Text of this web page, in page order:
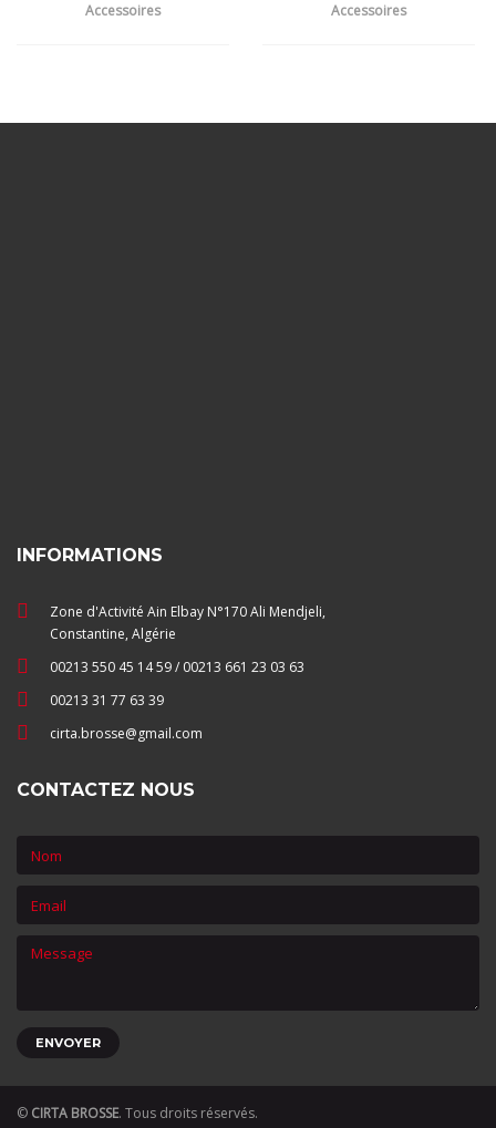
Accessoires Accessoires
INFORMATIONS
Zone d'Activité Ain Elbay N°170 Ali Mendjeli,
Constantine, Algérie
00213 550 45 14 59 / 00213 661 23 03 63
00213 31 77 63 39
cirta.brosse@gmail.com
CONTACTEZ NOUS
© CIRTA BROSSE. Tous droits réservés.